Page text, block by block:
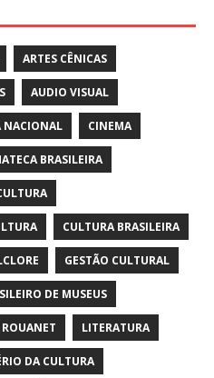
ARTES CÊNICAS
AUDIO VISUAL
NACIONAL CINEMA
BRASILEIRA
CULTURA BRASILEIRA
GESTÃO CULTURAL
DE MUSEUS
ROUANET LITERATURA
DA CULTURA